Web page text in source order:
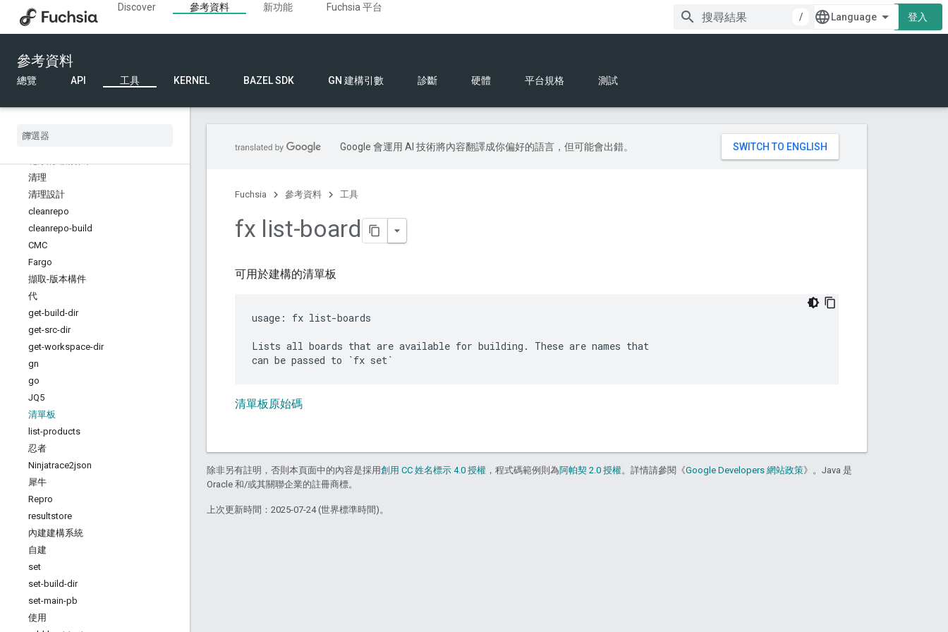
Discover 參考資料 新功能
Fuchsia 平台
/
登入
參考資料
總覽 API 工具 KERNEL BAZEL SDK GN 建構引數 診斷 硬體 平台規格 測試
fx 指令
建構指令
args
bazel
build
乾淨的
清理
清理設計
cleanrepo
cleanrepo-build
CMC
Fargo
擷取-版本構件
代
get-build-dir
get-src-dir
get-workspace-dir
gn
go
JQ5
清單板
list-products
忍者
Ninjatrace2json
犀牛
Repro
resultstore
內建建構系統
自建
set
set-build-dir
set-main-pb
使用
Google 會運用 AI 技術將內容翻譯成你偏好的語言，但可能會出錯。
Fuchsia 參考資料 工具
fx list-board
可用於建構的清單板
usage: fx list-boards
Lists all boards that are available for building. These are names that
清單板原始碼
除非另有註明，否則本頁面中的內容是採用創用 CC 姓名標示 4.0 授權 ，程式碼範例則為阿帕契 2.0 授權。詳情請參閱《Google Developers 網站政策》。Java 是
Oracle 和/或其關聯企業的註冊商標。
上次更新時間：2025-07-24 (世界標準時間)。